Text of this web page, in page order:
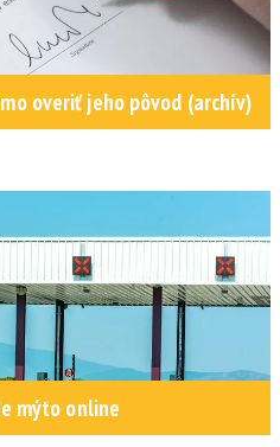
overiť jeho pôvod (archív)
mýto online